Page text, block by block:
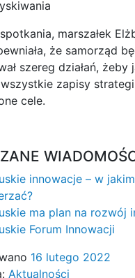
marszałek
że samorząd
szereg działań, żeby
zapisy
cele.
innowacje – w
ma plan na rozwój
Forum Innowacji
16 lutego 2022
Aktualności